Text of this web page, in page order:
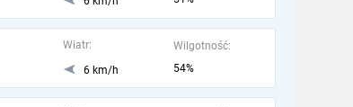
Wiatr:
6 km/h
Wilgotność:
54%